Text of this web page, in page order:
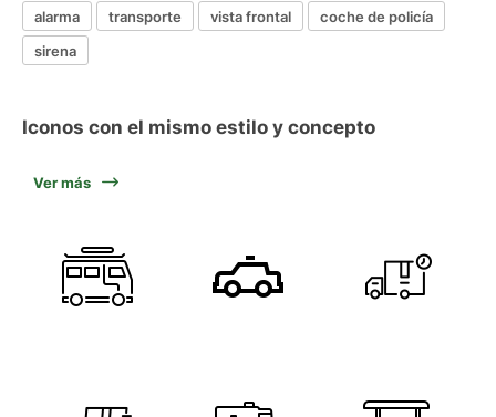
alarma
transporte vista frontal
coche de policía
sirena
Iconos con el mismo estilo y concepto
Ver más